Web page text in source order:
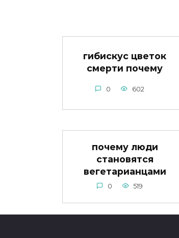
гибискус цветок
смерти почему
0 602
почему люди
становятся
вегетарианцами
0 519